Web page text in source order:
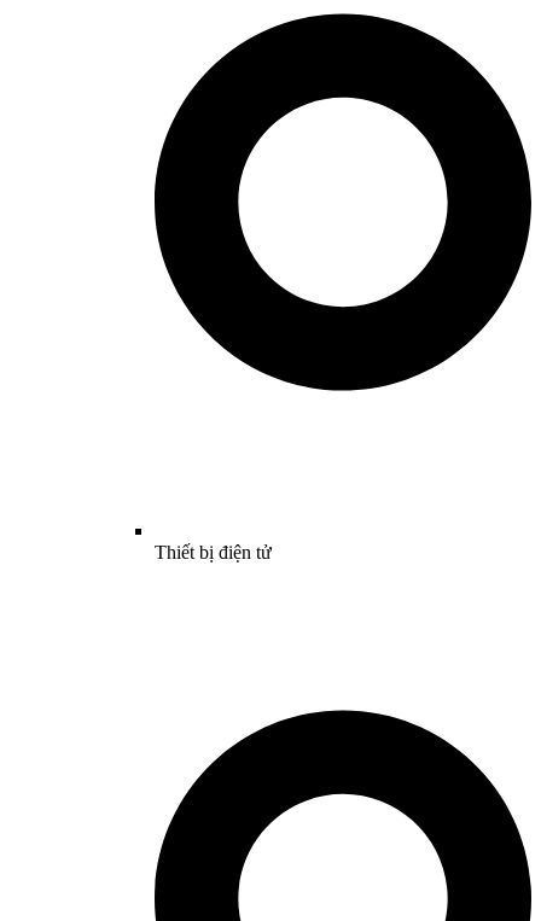
Thiết bị điện tử